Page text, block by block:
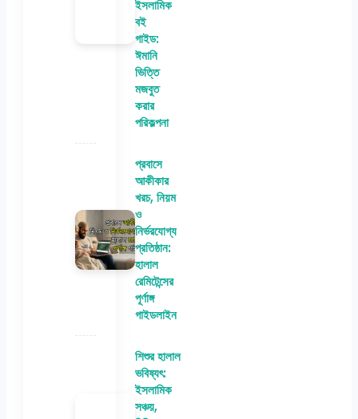
ইসলামিক
বই
গাইড:
ঈমানি
ভিত্তি
মজবুত
করার
পরিকল্পনা
প্রবাসে
আকীকার
খরচ, নিয়ম
ও
নির্ভরযোগ্য
প্রতিষ্ঠান:
হালাল
রেমিটেন্সের
পূর্ণাঙ্গ
গাইডলাইন
শিশুর হালাল
ভবিষ্যৎ:
ইসলামিক
সঞ্চয়,